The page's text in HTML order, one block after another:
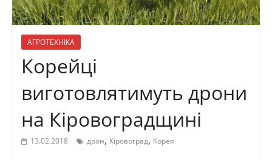
АГРОТЕХНІКА
Корейці
виготовлятимуть дрони
на Кіровоградщині
13.02.2018 дрон, Кіровоград, Корея